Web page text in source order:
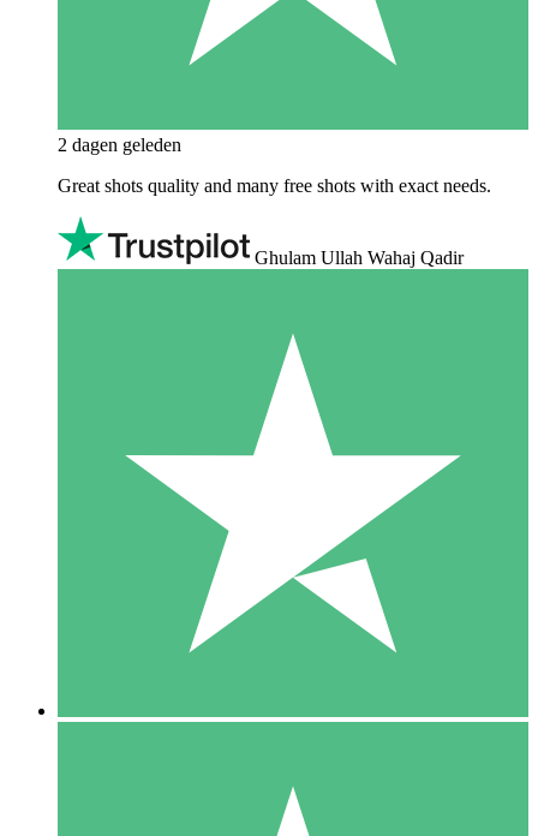
2 dagen geleden
Great shots quality and many free shots with exact needs.
Ghulam Ullah Wahaj Qadir